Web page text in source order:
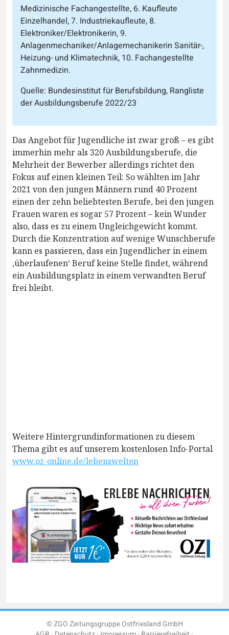
Medizinische Fachangestellte, 6. Kaufleute
Einzelhandel, 7. Industriekaufleute, 8.
Elektroniker/Elektronikerin, 9.
Anlagenmechaniker/Anlagemechanikerin Sanitär-,
Heizung- und Klimatechnik, 10. Fachangestellte
Zahnmedizin.
Quelle: Bundesinstitut für Berufsbildung, Rangliste
der Ausbildungsberufe 2022/23
Das Angebot für Jugendliche ist zwar groß – es gibt
immerhin mehr als 320 Ausbildungsberufe, die
Mehrheit der Bewerber allerdings richtet den
Fokus auf einen kleinen Teil: So wählten im Jahr
2021 von den jungen Männern rund 40 Prozent
einen der zehn beliebtesten Berufe, bei den jungen
Frauen waren es sogar 57 Prozent – kein Wunder
also, dass es zu einem Ungleichgewicht kommt.
Durch die Konzentration auf wenige Wunschberufe
kann es passieren, dass ein Jugendlicher in einem
,überlaufenen‘ Beruf keine Stelle findet, während
ein Ausbildungsplatz in einem verwandten Beruf
frei bleibt.
Weitere Hintergrundinformationen zu diesem
Thema gibt es auf unserem kostenlosen Info-Portal
www.oz-online.de/lebenswelten
© ZGO Zeitungsgruppe Ostfriesland GmbH